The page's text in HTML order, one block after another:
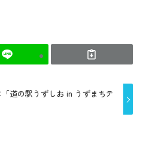
道の駅うずしお in うずまちテ